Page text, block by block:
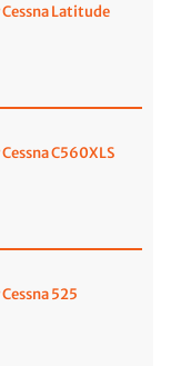
Latitude
C560XLS
525